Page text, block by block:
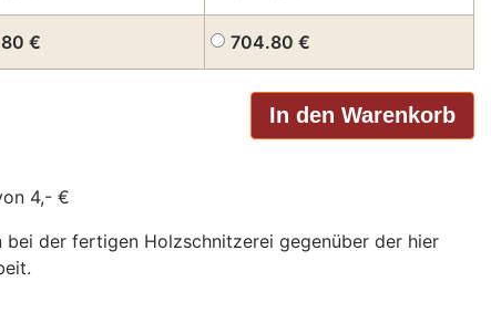
€ 704.80 €
4,- €
der fertigen Holzschnitzerei gegenüber der hier